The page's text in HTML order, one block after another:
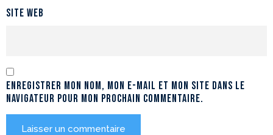
Site web
Enregistrer mon nom, mon e-mail et mon site dans le
navigateur pour mon prochain commentaire.